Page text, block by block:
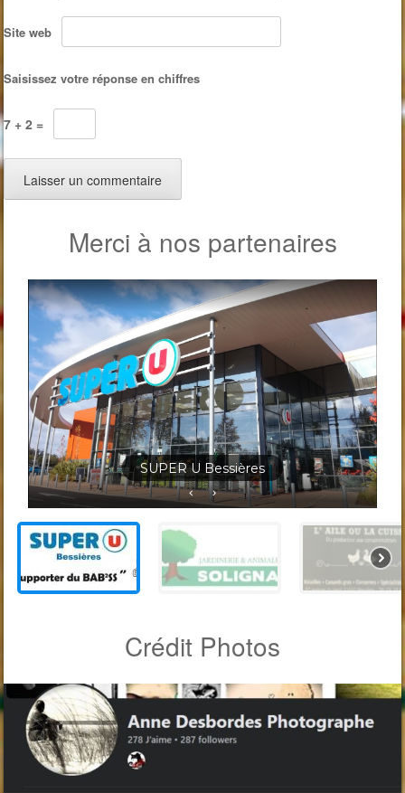
Site web
Saisissez votre réponse en chiffres
7 + 2 =
Merci à nos partenaires
Jardineris Solignac Bessières
Crédit Photos